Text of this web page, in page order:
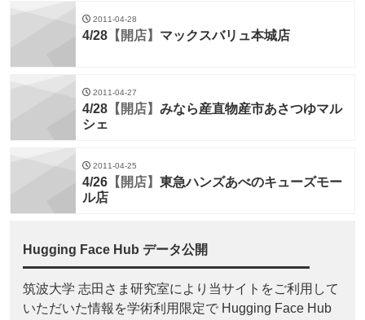
2011-04-28
4/28 【開店】 マックスバリュ本城店
2011-04-27
4/28 【開店】 みなら産直物産市あさつゆマル
シェ
2011-04-25
4/26 【開店】 東急ハンズあべのキューズモー
ル店
Hugging Face Hub データ公開
筑波大学 志田さま研究室により当サイトをご利用して
いただいた情報を学術利用限定で Hugging Face Hub